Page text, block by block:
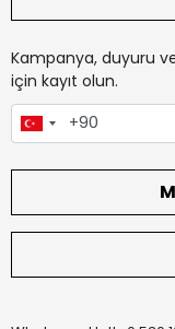
Kampanya, duyuru
için kayıt olun.